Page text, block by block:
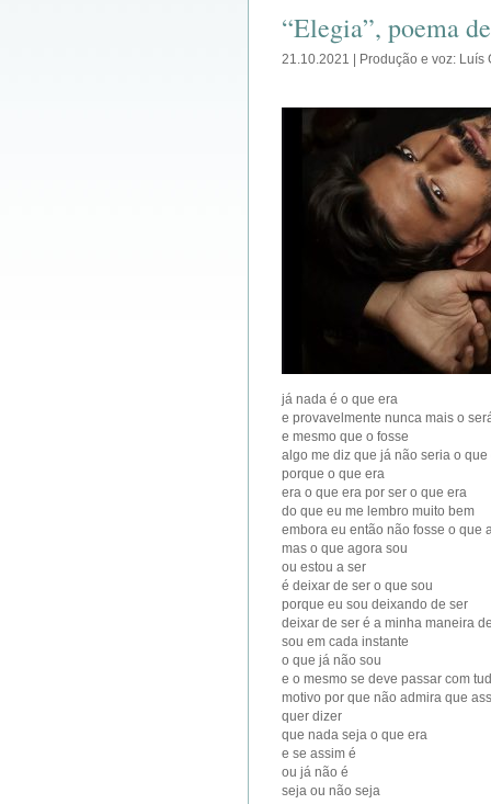
“Elegia”, poema
21.10.2021 | Produção e voz: Luís
já nada é o que era
e provavelmente nunca mais o
e mesmo que o fosse
algo me diz que já não seria o que
porque o que era
era o que era por ser o que era
do que eu me lembro muito bem
embora eu então não fosse o que
mas o que agora sou
ou estou a ser
é deixar de ser o que sou
porque eu sou deixando de ser
deixar de ser é a minha maneira
sou em cada instante
o que já não sou
e o mesmo se deve passar com
motivo por que não admira que
quer dizer
que nada seja o que era
e se assim é
ou já não é
seja ou não seja